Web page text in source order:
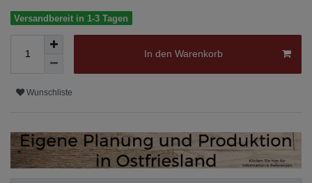
Versandbereit in 1-3 Tagen
In den Warenkorb
Wunschliste